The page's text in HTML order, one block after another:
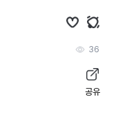
36
공유